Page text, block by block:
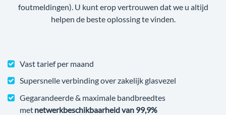
foutmeldingen). U kunt erop vertrouwen dat we u altijd
helpen de beste oplossing te vinden.
Vast tarief per maand
Supersnelle verbinding over zakelijk glasvezel
Gegarandeerde & maximale bandbreedtes
metnetwerkbeschikbaarheid van 99,9%